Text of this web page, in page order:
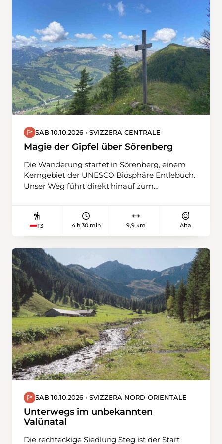
Schiefertafelfabrik zu besichtigen.
SAB 10.10.2026 • SVIZZERA CENTRALE
Magie der Gipfel über Sörenberg
Die Wanderung startet in Sörenberg, einem
Kerngebiet der UNESCO Biosphäre Entlebuch.
Unser Weg führt direkt hinauf zum
kurzen, mit Seilen gesicherten Aufstieg
gelangen wir auf den zweiten Gipfel, den
Aussicht ins Obwaldnerland. Der Abstieg führt
direkt zurück nach Sörenberg.
T3 4 h 30 min 9,9 km Alta
SAB 10.10.2026 • SVIZZERA NORD-ORIENTALE
Unterwegs im unbekannten
Valünatal
Die rechteckige Siedlung Steg ist der Start